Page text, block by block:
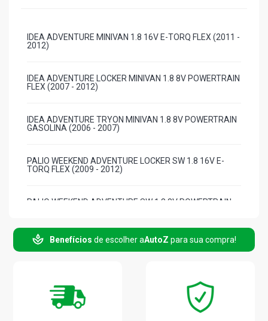
IDEA ADVENTURE MINIVAN 1.8 16V E-TORQ FLEX (2011 -
2012)
IDEA ADVENTURE LOCKER MINIVAN 1.8 8V POWERTRAIN
FLEX (2007 - 2012)
IDEA ADVENTURE TRYON MINIVAN 1.8 8V POWERTRAIN
GASOLINA (2006 - 2007)
PALIO WEEKEND ADVENTURE LOCKER SW 1.8 16V E-
TORQ FLEX (2009 - 2012)
PALIO WEEKEND ADVENTURE SW 1.8 8V POWERTRAIN
PALIO WEEKEND ADVENTURE LOCKER SW 1.8 8V
POWERTRAIN FLEX (2009 - 2012)
PALIO WEEKEND ADVENTURE TRYON SW 1.8 8V
POWERTRAIN FLEX (2006 - 2012)
Benefícios de escolher aAutoZ para sua compra!